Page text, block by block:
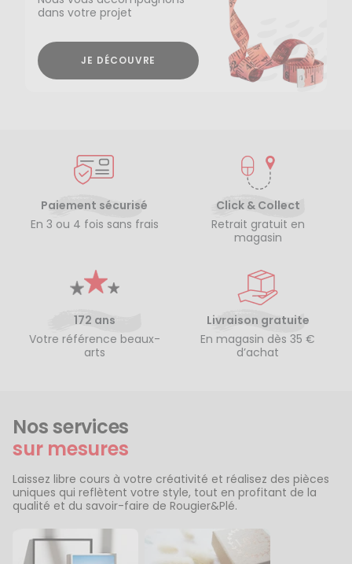
dans votre projet
JE DÉCOUVRE
Paiement sécurisé
En 3 ou 4 fois sans frais
Click & Collect
Retrait gratuit en
magasin
172 ans
Votre référence beaux-
arts
Livraison gratuite
En magasin dès 35 €
d’achat
Nos services
sur mesures
Laissez libre cours à votre créativité et réalisez des pièces
uniques qui reflètent votre style, tout en profitant de la
qualité et du savoir-faire de Rougier&Plé.